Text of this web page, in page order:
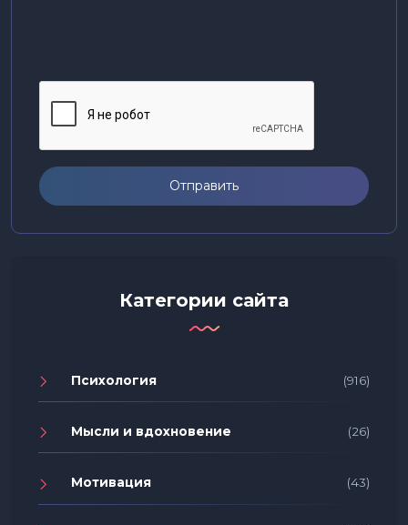
Отправить
Категории сайта
Психология (916)
Мысли и вдохновение (26)
Мотивация (43)